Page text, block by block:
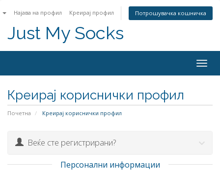
Најава на профил Креирај профил Потрошувачка кошничка
Just My Socks
Креирај кориснички профил
Почетна Креирај кориснички профил
Веќе сте регистрирани?
Персонални информации